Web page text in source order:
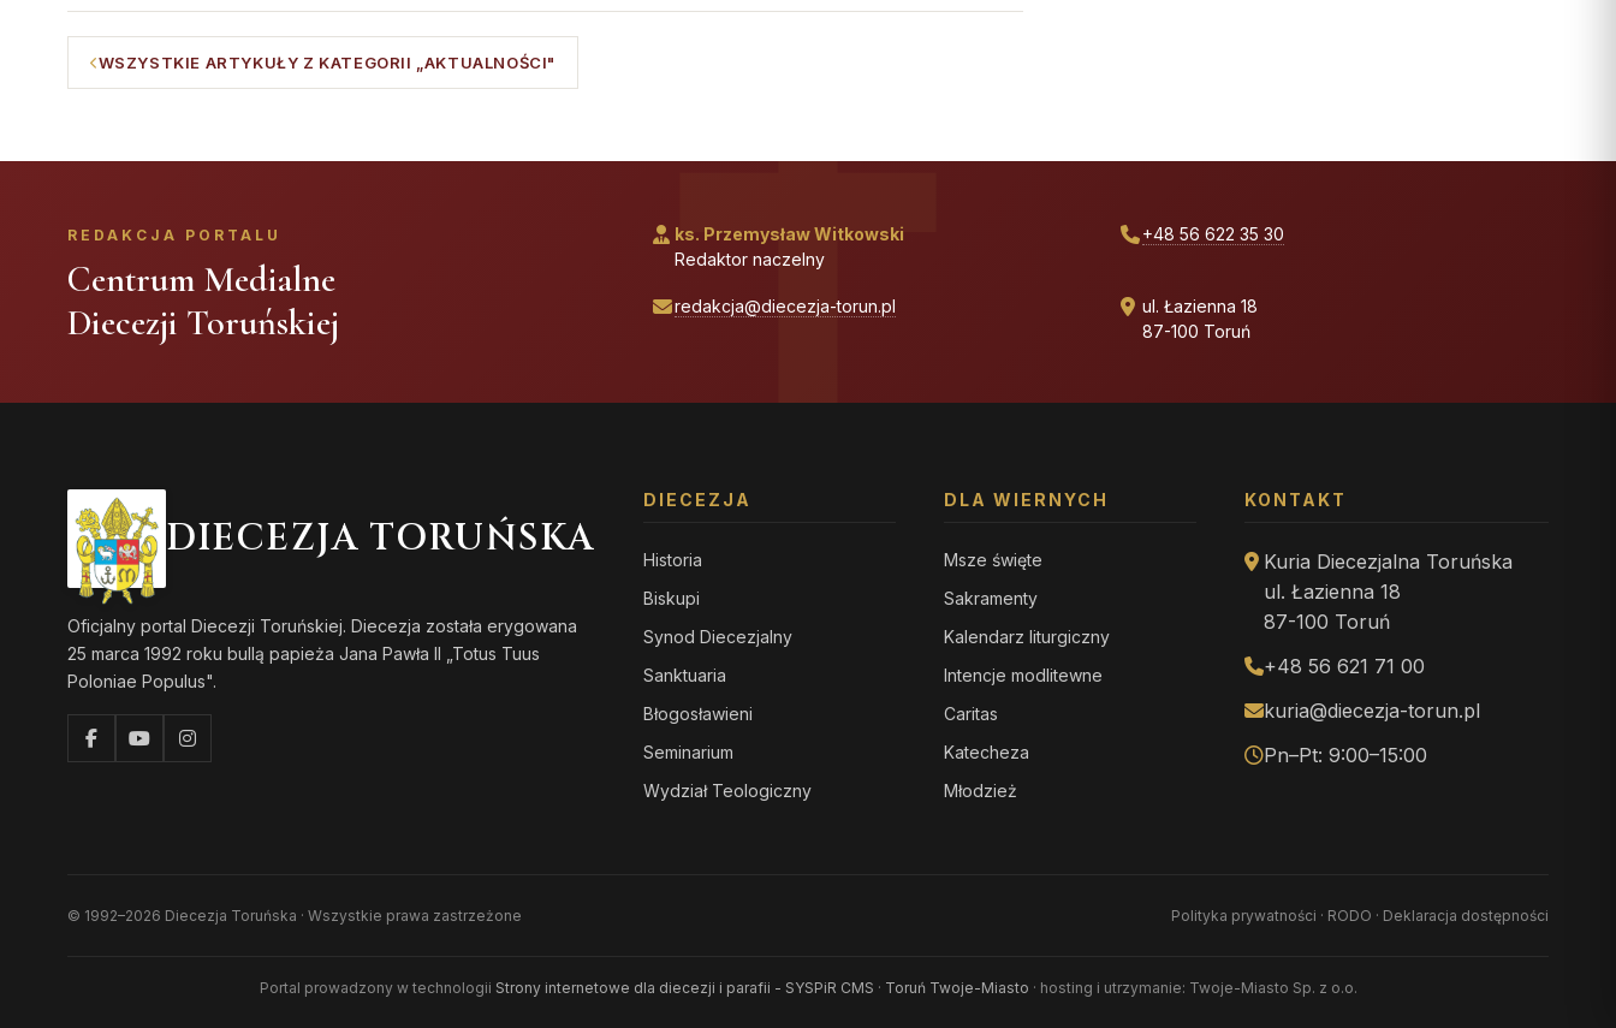
WSZYSTKIE ARTYKUŁY Z KATEGORII „AKTUALNOŚCI"
REDAKCJA PORTALU
Centrum Medialne
Diecezji Toruńskiej
ks. Przemysław Witkowski
Redaktor naczelny
+48 56 622 35 30
redakcja@diecezja-torun.pl
ul. Łazienna 18
87-100 Toruń
DIECEZJA TORUŃSKA
Oficjalny portal Diecezji Toruńskiej. Diecezja została erygowana
25 marca 1992 roku bullą papieża Jana Pawła II „Totus Tuus
Poloniae Populus".
DIECEZJA
Historia
Biskupi
Synod Diecezjalny
Sanktuaria
Błogosławieni
Seminarium
Wydział Teologiczny
DLA WIERNYCH
Msze święte
Sakramenty
Kalendarz liturgiczny
Intencje modlitewne
Caritas
Katecheza
Młodzież
KONTAKT
Kuria Diecezjalna Toruńska
ul. Łazienna 18
87-100 Toruń
+48 56 621 71 00
kuria@diecezja-torun.pl
Pn–Pt: 9:00–15:00
© 1992–2026 Diecezja Toruńska · Wszystkie prawa zastrzeżone Polityka prywatności · RODO · Deklaracja dostępności
Portal prowadzony w technologii Strony internetowe dla diecezji i parafii - SYSPiR CMS · Toruń Twoje-Miasto · hosting i utrzymanie: Twoje-Miasto Sp. z o.o.